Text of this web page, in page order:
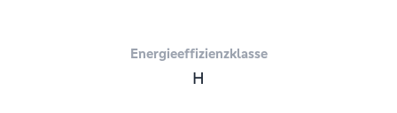
Energieeffizienzklasse
H